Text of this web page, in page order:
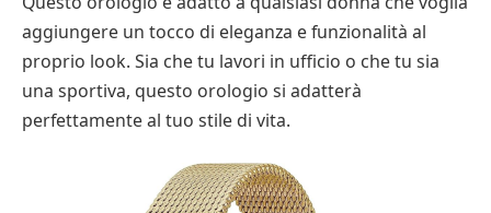
aggiungere un tocco di eleganza e funzionalità al
proprio look. Sia che tu lavori in ufficio o che tu sia
una sportiva, questo orologio si adatterà
perfettamente al tuo stile di vita.